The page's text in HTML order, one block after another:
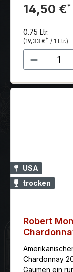
einem Hauch
14,50 €*
0.75 Ltr.
(19,33 €* / 1 Ltr.)
USA
trocken
Robert
Chardonnay
Gaumen ein